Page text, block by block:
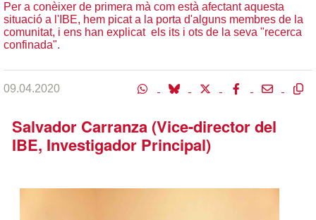
Per a conèixer de primera mà com està afectant aquesta
situació a l'IBE, hem picat a la porta d'alguns membres de la
comunitat, i ens han explicat els its i ots de la seva "recerca
confinada".
09.04.2020
Salvador Carranza (Vice-director del
IBE, Investigador Principal)